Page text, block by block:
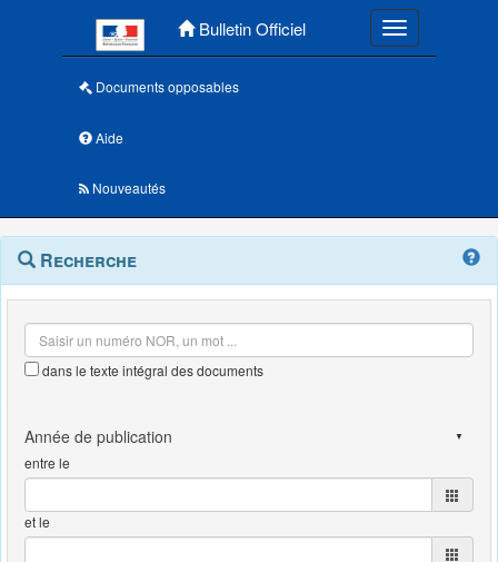
Bulletin Officiel Toggle
Documents opposables
Aide
Nouveautés
Navigation
outils
Menu
contextuel
Recherche
dans le texte intégral des documents
entre le
et le